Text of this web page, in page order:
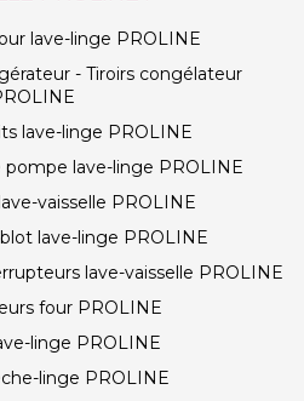
lave-linge PROLINE
- Tiroirs congélateur
lave-linge PROLINE
pompe lave-linge PROLINE
vaisselle PROLINE
lave-linge PROLINE
lave-vaisselle PROLINE
four PROLINE
linge PROLINE
linge PROLINE